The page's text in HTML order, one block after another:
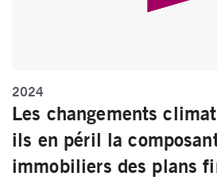
2024
Les changements
ils en péril la
immobiliers des plans